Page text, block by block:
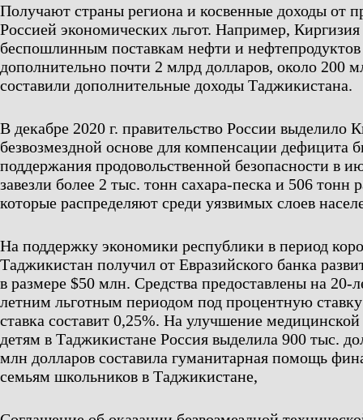
Получают страны региона и косвенные доходы от
Россией экономических льгот. Например, Киргизия
беспошлинным поставкам нефти и
дополнительно почти 2 млрд долларов, около 200
составили дополнительные доходы Таджикистана.
В декабре 2020 г. правительство России выделило
безвозмездной основе для компенсации дефицита
поддержания продовольственной безопасности в
завезли более 2 тыс. тонн сахара-песка и 506 тонн
которые распределяют среди уязвимых слоев
На поддержку экономики республики в период
Таджикистан получил от Евразийского банка
в размере $50 млн. Средства предоставлены на 20-
летним льготным периодом под процентную
ставка составит 0,25%. На улучшение
детям в Таджикистане Россия выделила 900 тыс.
млн долларов составила гуманитарная помощь
семьям школьников в Таджикистане,